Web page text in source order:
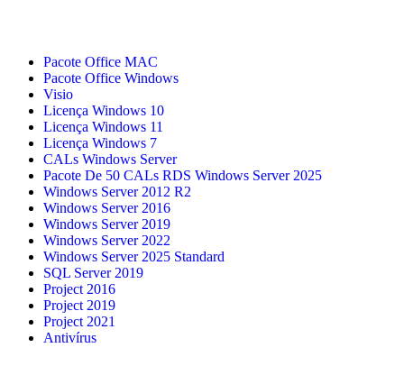
Pacote Office MAC
Pacote Office Windows
Visio
Licença Windows 10
Licença Windows 11
Licença Windows 7
CALs Windows Server
Pacote De 50 CALs RDS Windows Server 2025
Windows Server 2012 R2
Windows Server 2016
Windows Server 2019
Windows Server 2022
Windows Server 2025 Standard
SQL Server 2019
Project 2016
Project 2019
Project 2021
Antivírus